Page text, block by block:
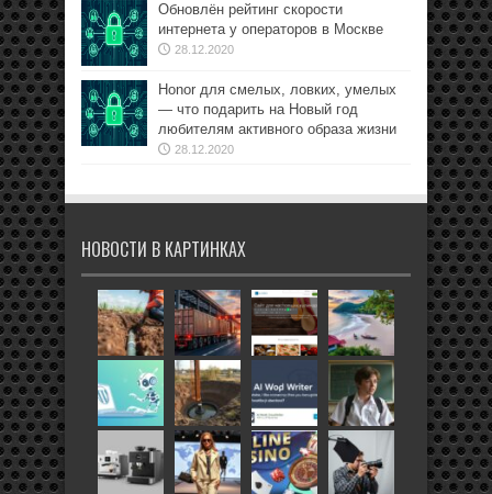
Обновлён рейтинг скорости
интернета у операторов в Москве
28.12.2020
Honor для смелых, ловких, умелых
— что подарить на Новый год
любителям активного образа жизни
28.12.2020
НОВОСТИ В КАРТИНКАХ